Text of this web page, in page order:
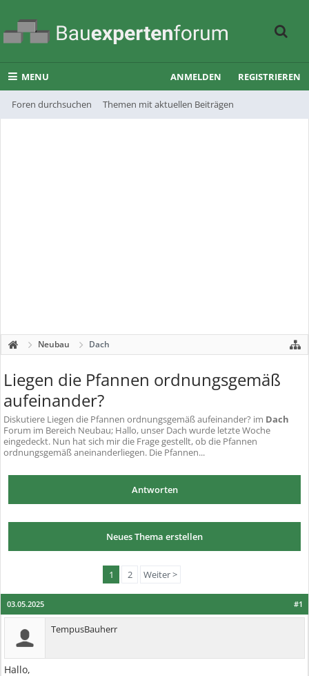
MENU
Foren durchsuchen Themen mit aktuellen Beiträgen
ANMELDEN REGISTRIEREN
Neubau Dach
Liegen die Pfannen ordnungsgemäß
aufeinander?
Diskutiere Liegen die Pfannen ordnungsgemäß aufeinander? im Dach
Forum im Bereich Neubau; Hallo, unser Dach wurde letzte Woche
eingedeckt. Nun hat sich mir die Frage gestellt, ob die Pfannen
ordnungsgemäß aneinanderliegen. Die Pfannen...
Antworten
Neues Thema erstellen
1 2 Weiter >
#1
03.05.2025
TempusBauherr
Hallo,